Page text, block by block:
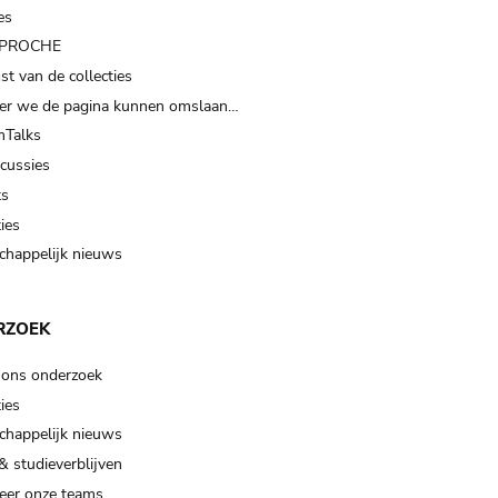
van de collecties
we de pagina kunnen omslaan…
nieuws
onderzoek
nieuws
studieverblijven
onze teams